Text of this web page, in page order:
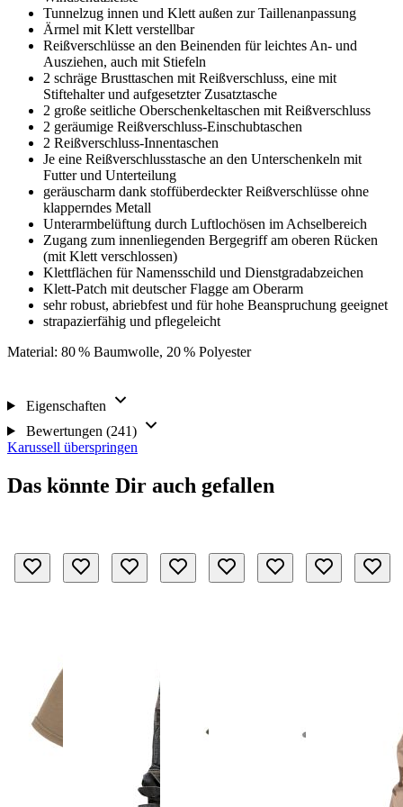
Tunnelzug innen und Klett außen zur Taillenanpassung
Ärmel mit Klett verstellbar
Reißverschlüsse an den Beinenden für leichtes An- und
Ausziehen, auch mit Stiefeln
2 schräge Brusttaschen mit Reißverschluss, eine mit
Stiftehalter und aufgesetzter Zusatztasche
2 große seitliche Oberschenkeltaschen mit Reißverschluss
2 geräumige Reißverschluss-Einschubtaschen
2 Reißverschluss-Innentaschen
Je eine Reißverschlusstasche an den Unterschenkeln mit
Futter und Unterteilung
geräuscharm dank stoffüberdeckter Reißverschlüsse ohne
klapperndes Metall
Unterarmbelüftung durch Luftlochösen im Achselbereich
Zugang zum innenliegenden Bergegriff am oberen Rücken
(mit Klett verschlossen)
Klettflächen für Namensschild und Dienstgradabzeichen
Klett-Patch mit deutscher Flagge am Oberarm
sehr robust, abriebfest und für hohe Beanspruchung geeignet
strapazierfähig und pflegeleicht
Material: 80 % Baumwolle, 20 % Polyester
Eigenschaften
Bewertungen (241)
Karussell überspringen
Das könnte Dir auch gefallen